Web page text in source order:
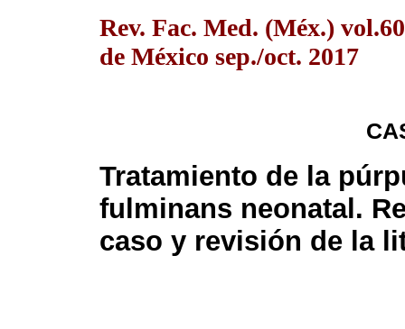
Rev. Fac. Med. (Méx.)
de México sep./oct. 2017
Tratamiento de la
fulminans neonatal.
caso y revisión de la